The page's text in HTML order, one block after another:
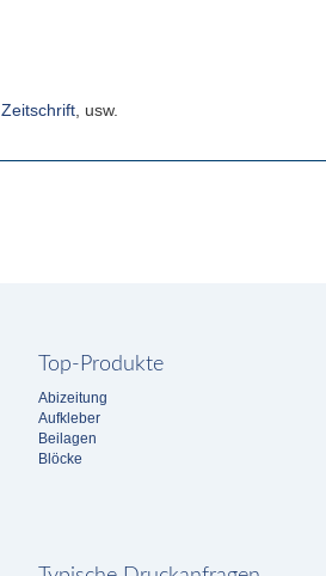
Zeitschrift , usw.
Top-Produkte
Abizeitung
Aufkleber
Beilagen
Blöcke